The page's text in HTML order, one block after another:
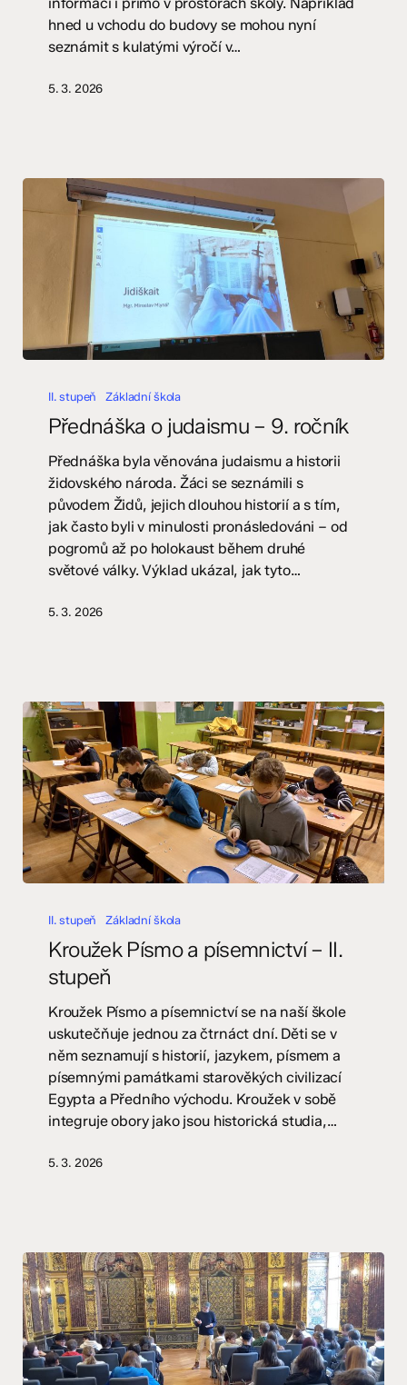
informací i přímo v prostorách školy. Například
hned u vchodu do budovy se mohou nyní
seznámit s kulatými výročí v…
5. 3. 2026
ročník
II. stupeň Základní škola
Přednáška o judaismu – 9. ročník
Přednáška byla věnována judaismu a historii
židovského národa. Žáci se seznámili s
původem Židů, jejich dlouhou historií a s tím,
jak často byli v minulosti pronásledováni – od
pogromů až po holokaust během druhé
světové války. Výklad ukázal, jak tyto…
5. 3. 2026
Písmo
písemnictví
stupeň
II. stupeň Základní škola
Kroužek Písmo a písemnictví – II.
stupeň
Kroužek Písmo a písemnictví se na naší škole
uskutečňuje jednou za čtrnáct dní. Děti se v
něm seznamují s historií, jazykem, písmem a
písemnými památkami starověkých civilizací
Egypta a Předního východu. Kroužek v sobě
integruje obory jako jsou historická studia,…
5. 3. 2026